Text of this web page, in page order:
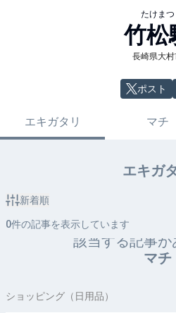
たけまつ
竹松
長崎県大
ポスト
エキガタリ マチ
エキガ
新着順
0件の記事を表示しています
該当する記事が
マチ
ショッピング（日用品）